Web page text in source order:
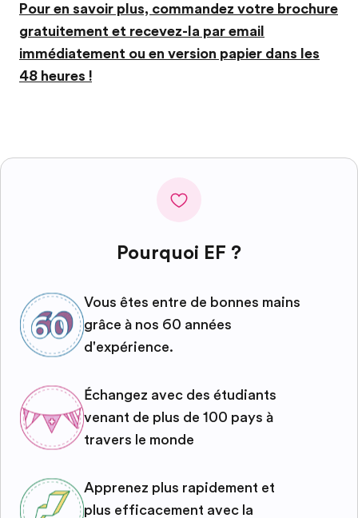
Pour en savoir plus, commandez votre brochure
gratuitement et recevez-la par email
immédiatement ou en version papier dans les
48 heures !
Pourquoi EF ?
Vous êtes entre de bonnes mains
grâce à nos 60 années
d'expérience.
Échangez avec des étudiants
venant de plus de 100 pays à
travers le monde
Apprenez plus rapidement et
plus efficacement avec la